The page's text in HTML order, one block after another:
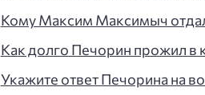
Кому Максим Максимыч отдал
Как долго Печорин прожил в
Укажите ответ Печорина на